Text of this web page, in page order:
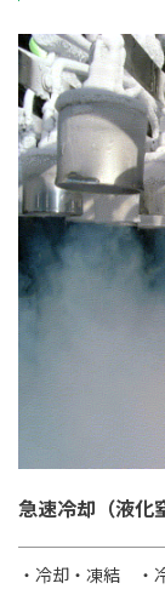
急速冷却（液化
・冷却・凍結 ・